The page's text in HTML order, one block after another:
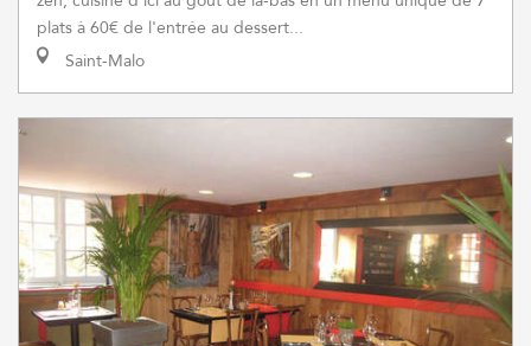
plats à 60€ de l'entrée au dessert...
Saint-Malo